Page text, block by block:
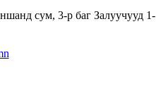
сум, 3-р баг Залуучууд 1-